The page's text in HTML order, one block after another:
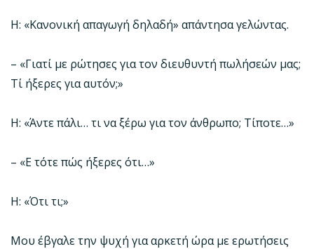
Η: «Κανονική απαγωγή δηλαδή» απάντησα γελώντας.
– «Γιατί με ρώτησες για τον διευθυντή πωλήσεών μας;
Τί ήξερες για αυτόν;»
Η: «Άντε πάλι… τι να ξέρω για τον άνθρωπο; Τίποτε…»
– «Ε τότε πώς ήξερες ότι…»
Η: «Ότι τι;»
Μου έβγαλε την ψυχή για αρκετή ώρα με ερωτήσεις